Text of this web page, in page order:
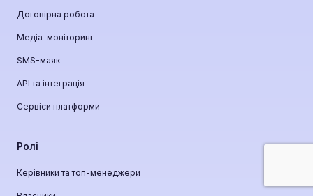
Договірна робота
Медіа-моніторинг
SMS-маяк
API та інтеграція
Сервіси платформи
Ролі
Керівники та топ-менеджери